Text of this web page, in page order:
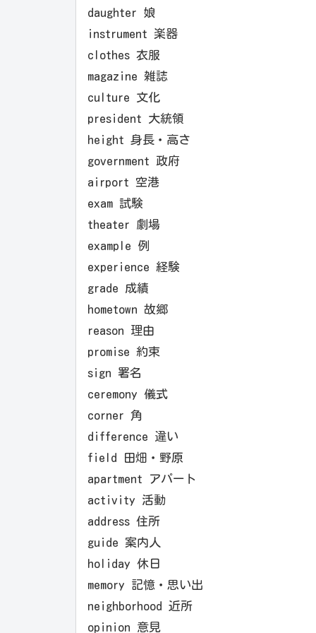
daughter 娘
instrument 楽器
clothes 衣服
magazine 雑誌
culture 文化
president 大統領
height 身長・高さ
government 政府
airport 空港
exam 試験
theater 劇場
example 例
experience 経験
grade 成績
hometown 故郷
reason 理由
promise 約束
sign 署名
ceremony 儀式
corner 角
difference 違い
field 田畑・野原
apartment アパート
activity 活動
address 住所
guide 案内人
holiday 休日
memory 記憶・思い出
neighborhood 近所
opinion 意見